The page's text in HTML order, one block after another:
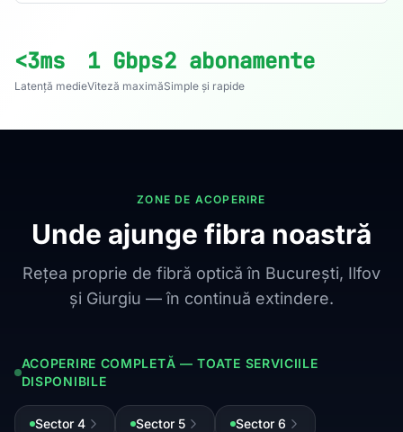
<3ms
Latență medie
1 Gbps
Viteză maximă
2 abonamente
Simple și rapide
ZONE DE ACOPERIRE
Unde ajunge fibra noastră
Rețea proprie de fibră optică în București, Ilfov
și Giurgiu — în continuă extindere.
ACOPERIRE COMPLETĂ — TOATE SERVICIILE
DISPONIBILE
Sector 4 Sector 5 Sector 6